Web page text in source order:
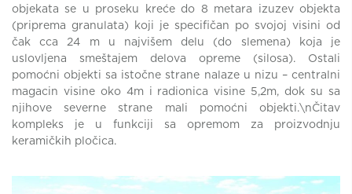
objekata se u proseku kreće do 8 metara izuzev objekta
(priprema granulata) koji je specifičan po svojoj visini od
čak cca 24 m u najvišem delu (do slemena) koja je
uslovljena smeštajem delova opreme (silosa). Ostali
pomoćni objekti sa istočne strane nalaze u nizu – centralni
magacin visine oko 4m i radionica visine 5,2m, dok su sa
njihove severne strane mali pomoćni objekti.\nČitav
kompleks je u funkciji sa opremom za proizvodnju
keramičkih pločica.